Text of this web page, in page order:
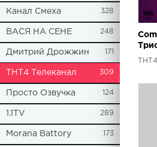
Канал Смеха 328
ВАСЯ НА СЕНЕ 248
Дмитрий Дрожжин 171
ТНТ4 Телеканал 309
Просто Озвучка 124
1.1TV 289
Morana Battory 173